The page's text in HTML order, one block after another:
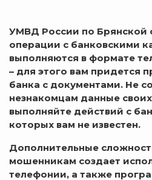
УМВД России по Брянской
операции с банковскими
выполняются в формате
– для этого вам придется
банка с документами. Не
незнакомцам данные
выполняйте действий с
которых вам не известен.
Дополнительные
мошенникам создает
телефонии, а также